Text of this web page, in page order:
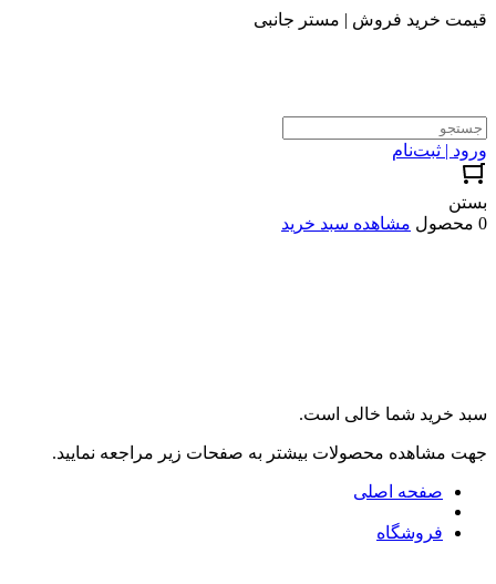
قیمت خرید فروش | مستر جانبی
ورود | ثبت‌نام
بستن
0 محصول
مشاهده سبد خرید
سبد خرید شما خالی است.
جهت مشاهده محصولات بیشتر به صفحات زیر مراجعه نمایید.
صفحه اصلی
فروشگاه